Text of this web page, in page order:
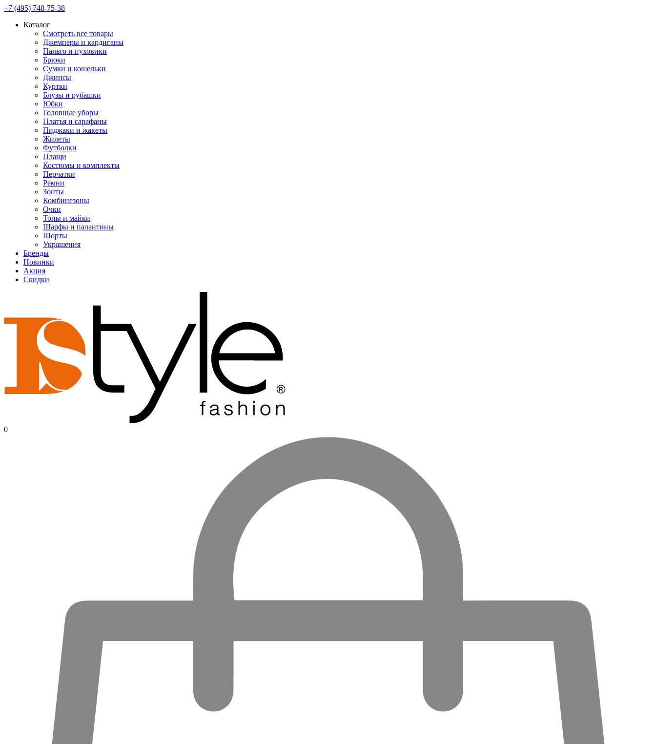
+7 (495) 748-75-38
Каталог
Смотреть все товары
Джемперы и кардиганы
Пальто и пуховики
Брюки
Сумки и кошельки
Джинсы
Куртки
Блузы и рубашки
Юбки
Головные уборы
Платья и сарафаны
Пиджаки и жакеты
Жилеты
Футболки
Плащи
Костюмы и комплекты
Перчатки
Ремни
Зонты
Комбинезоны
Очки
Топы и майки
Шарфы и палантины
Шорты
Украшения
Бренды
Новинки
Акция
Скидки
0